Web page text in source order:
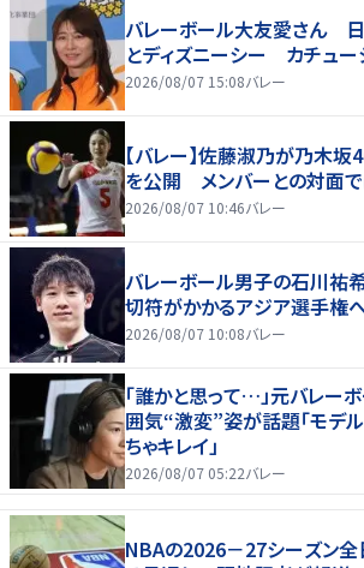
バレーボール大友愛さん
とディズニーシー カチュ
2026/08/07 15:08バレー
【バレー】佐藤淑乃が乃木
を公開 メンバーとの対面
2026/08/07 10:46バレー
バレーボール男子の石川
切符がかかるアジア選手権へ
2026/08/07 10:08バレー
「誰かと思って…」元バレ
囲気“激変”姿が話題「モデル
ちゃキレイ」
2026/08/07 05:22バレー
NBAの2026－27シーズン